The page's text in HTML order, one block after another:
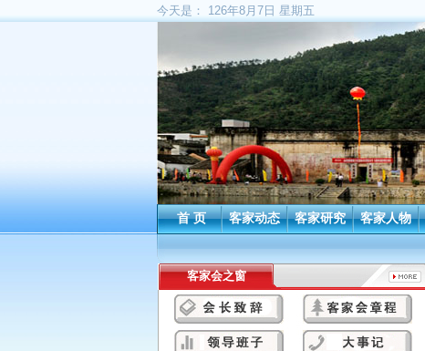
今天是： 126年8月7日 星期五
首 页 客家动态 客家研究 客家人物
客家会之窗